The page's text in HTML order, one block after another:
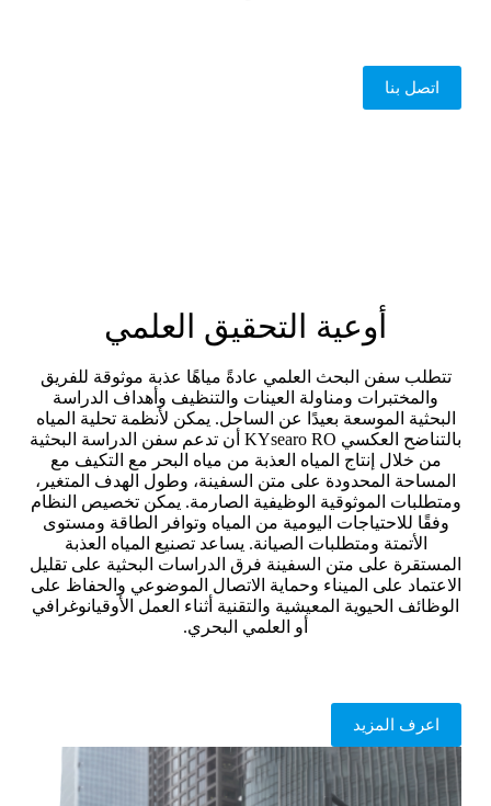
اتصل بنا
أوعية التحقيق العلمي
تتطلب سفن البحث العلمي عادةً مياهًا عذبة موثوقة للفريق
والمختبرات ومناولة العينات والتنظيف وأهداف الدراسة
البحثية الموسعة بعيدًا عن الساحل. يمكن لأنظمة تحلية المياه
بالتناضح العكسي KYsearo RO أن تدعم سفن الدراسة البحثية
من خلال إنتاج المياه العذبة من مياه البحر مع التكيف مع
المساحة المحدودة على متن السفينة، وطول الهدف المتغير،
ومتطلبات الموثوقية الوظيفية الصارمة. يمكن تخصيص النظام
وفقًا للاحتياجات اليومية من المياه وتوافر الطاقة ومستوى
الأتمتة ومتطلبات الصيانة. يساعد تصنيع المياه العذبة
المستقرة على متن السفينة فرق الدراسات البحثية على تقليل
الاعتماد على الميناء وحماية الاتصال الموضوعي والحفاظ على
الوظائف الحيوية المعيشية والتقنية أثناء العمل الأوقيانوغرافي
أو العلمي البحري.
اعرف المزيد